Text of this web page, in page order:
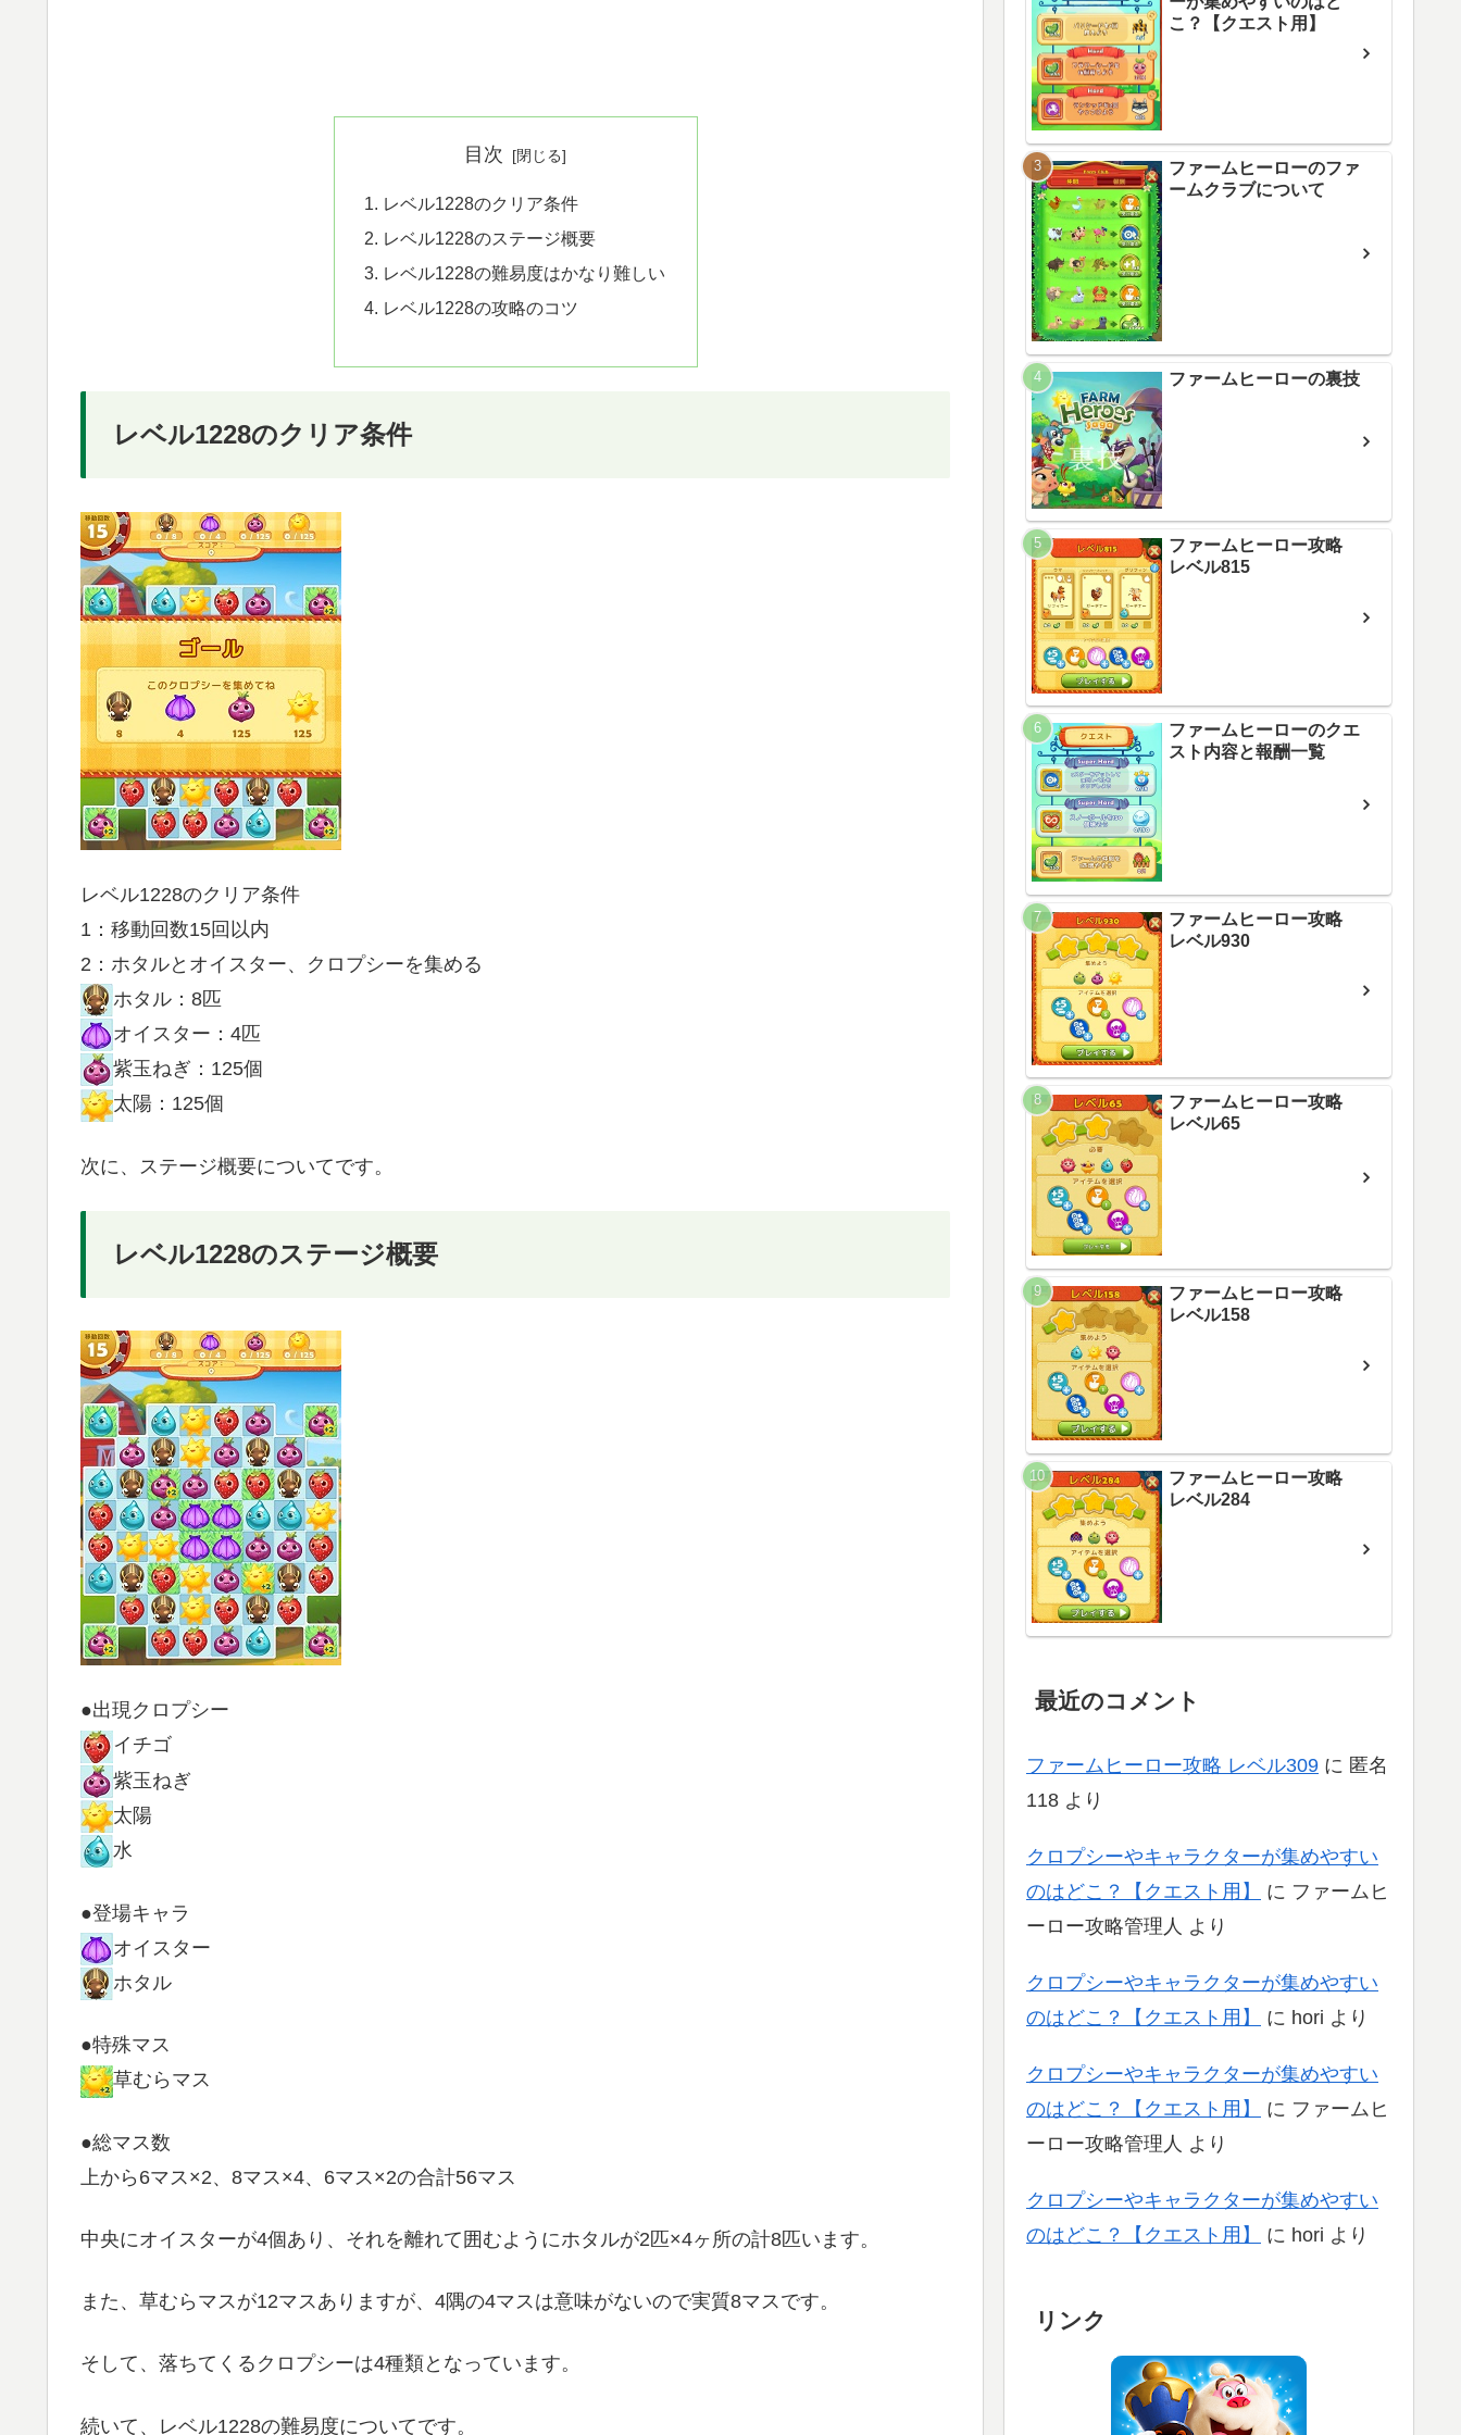
目次
レベル1228のクリア条件
レベル1228のステージ概要
レベル1228の難易度はかなり難しい
レベル1228の攻略のコツ
レベル1228のクリア条件
レベル1228のクリア条件
1：移動回数15回以内
2：ホタルとオイスター、クロプシーを集める
ホタル：8匹
オイスター：4匹
紫玉ねぎ：125個
太陽：125個
次に、ステージ概要についてです。
レベル1228のステージ概要
●出現クロプシー
イチゴ
紫玉ねぎ
太陽
水
●登場キャラ
オイスター
ホタル
●特殊マス
草むらマス
●総マス数
上から6マス×2、8マス×4、6マス×2の合計56マス
中央にオイスターが4個あり、それを離れて囲むようにホタルが2匹×4ヶ所の計8匹います。
また、草むらマスが12マスありますが、4隅の4マスは意味がないので実質8マスです。
そして、落ちてくるクロプシーは4種類となっています。
続いて、レベル1228の難易度についてです。
こ？【クエスト用】
ファームヒーローのファ
ームクラブについて
ファームヒーローの裏技
ファームヒーロー攻略
レベル815
ファームヒーローのクエ
スト内容と報酬一覧
ファームヒーロー攻略
レベル930
ファームヒーロー攻略
レベル65
ファームヒーロー攻略
レベル158
ファームヒーロー攻略
レベル284
最近のコメント
ファームヒーロー攻略 レベル309 に 匿名
118 より
クロプシーやキャラクターが集めやすい
のはどこ？【クエスト用】
に ファームヒ
ーロー攻略管理人 より
クロプシーやキャラクターが集めやすい
のはどこ？【クエスト用】
に hori より
クロプシーやキャラクターが集めやすい
のはどこ？【クエスト用】
に ファームヒ
ーロー攻略管理人 より
クロプシーやキャラクターが集めやすい
のはどこ？【クエスト用】
に hori より
リンク